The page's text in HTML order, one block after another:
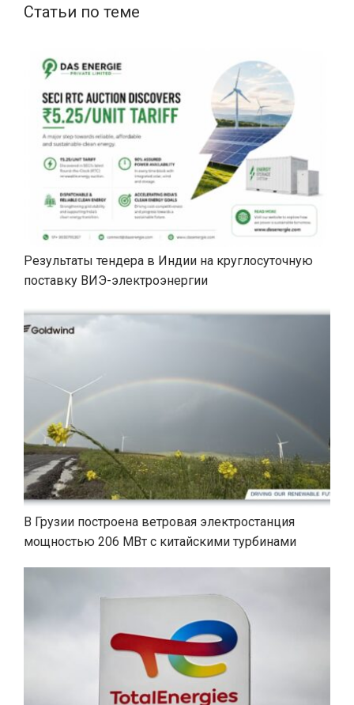
Статьи по теме
Результаты тендера в Индии на круглосуточную
поставку ВИЭ-электроэнергии
В Грузии построена ветровая электростанция
мощностью 206 МВт с китайскими турбинами